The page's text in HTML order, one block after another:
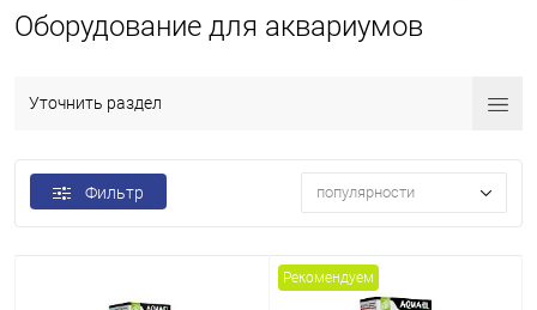
Оборудование для аквариумов
Уточнить раздел
Фильтр популярности
Рекомендуем